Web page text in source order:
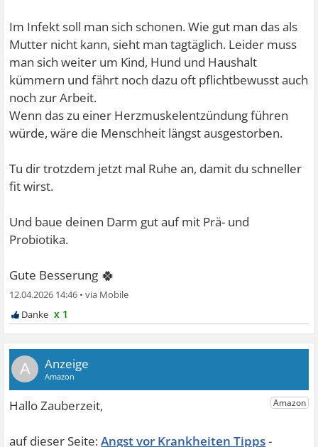
Im Infekt soll man sich schonen. Wie gut man das als
Mutter nicht kann, sieht man tagtäglich. Leider muss
man sich weiter um Kind, Hund und Haushalt
kümmern und fährt noch dazu oft pflichtbewusst auch
noch zur Arbeit.
Wenn das zu einer Herzmuskelentzündung führen
würde, wäre die Menschheit längst ausgestorben.
Tu dir trotzdem jetzt mal Ruhe an, damit du schneller
fit wirst.
Und baue deinen Darm gut auf mit Prä- und
Probiotika.
Gute Besserung 🍀
12.04.2026 14:46 •
x 1
A
Angst vor Krankheiten Tipps